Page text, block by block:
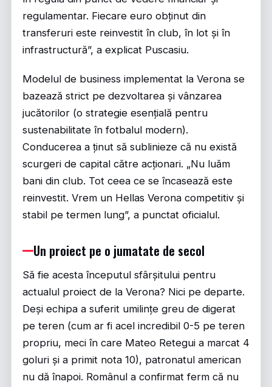
regulamentar. Fiecare euro obținut din
transferuri este reinvestit în club, în lot și în
infrastructură”, a explicat Puscasiu.
Modelul de business implementat la Verona se
bazează strict pe dezvoltarea și vânzarea
jucătorilor (o strategie esențială pentru
sustenabilitate în fotbalul modern).
Conducerea a ținut să sublinieze că nu există
scurgeri de capital către acționari. „Nu luăm
bani din club. Tot ceea ce se încasează este
reinvestit. Vrem un Hellas Verona competitiv și
stabil pe termen lung”, a punctat oficialul.
Un proiect pe o jumatate de secol
Să fie acesta începutul sfârșitului pentru
actualul proiect de la Verona? Nici pe departe.
Deși echipa a suferit umilințe greu de digerat
pe teren (cum ar fi acel incredibil 0-5 pe teren
propriu, meci în care Mateo Retegui a marcat 4
goluri și a primit nota 10), patronatul american
nu dă înapoi. Românul a confirmat ferm că nu